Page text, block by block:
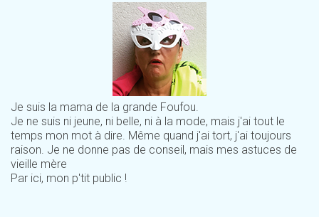
Je suis la mama de la grande Foufou.
Je ne suis ni jeune, ni belle, ni à la mode, mais j'ai tout le
temps mon mot à dire. Même quand j'ai tort, j'ai toujours
raison. Je ne donne pas de conseil, mais mes astuces de
vieille mère
Par ici, mon p'tit public !